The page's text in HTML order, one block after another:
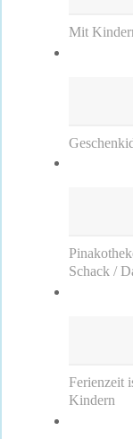
Mit
Schack /
Ferienzeit
Kindern